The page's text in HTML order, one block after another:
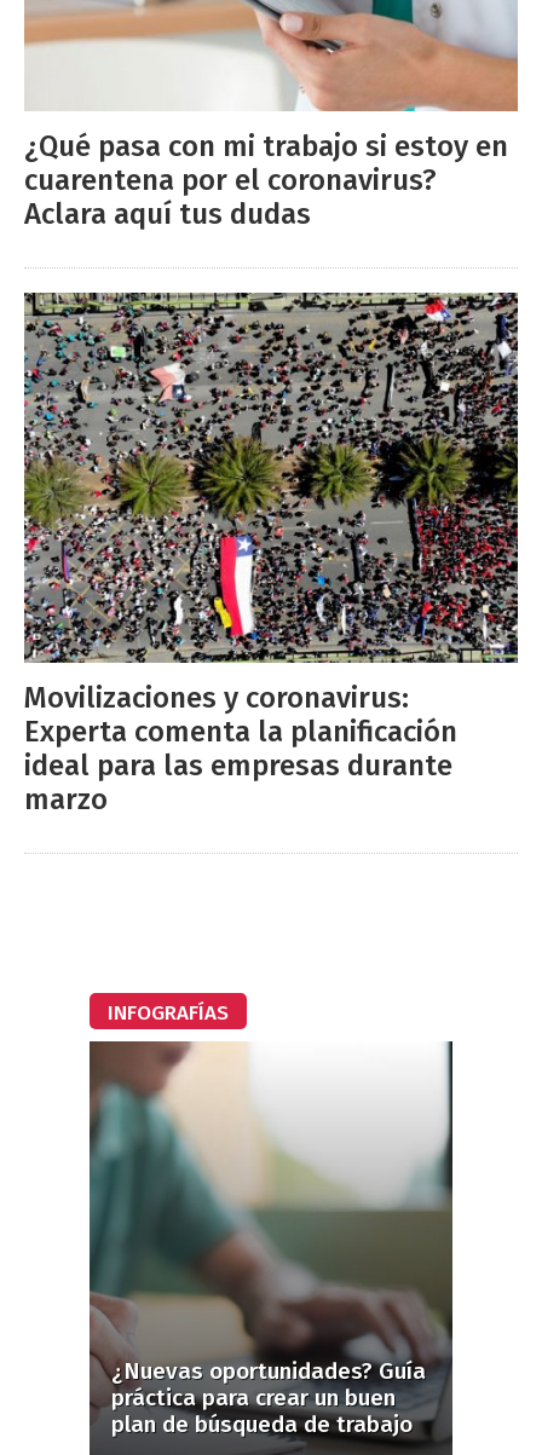
¿Qué pasa con mi trabajo si estoy en
cuarentena por el coronavirus?
Aclara aquí tus dudas
Movilizaciones y coronavirus:
Experta comenta la planificación
ideal para las empresas durante
marzo
INFOGRAFÍAS
¿Nuevas oportunidades? Guía
práctica para crear un buen
plan de búsqueda de trabajo